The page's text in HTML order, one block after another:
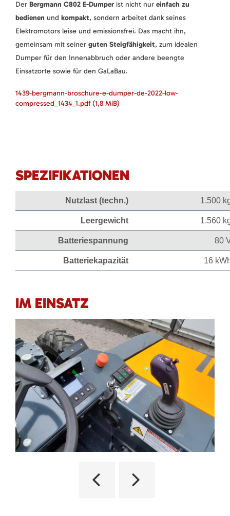
Der Bergmann C802 E-Dumper ist nicht nur einfach zu
bedienen und kompakt, sondern arbeitet dank seines
Elektromotors leise und emissionsfrei. Das macht ihn,
gemeinsam mit seiner guten Steigfähigkeit, zum idealen
Dumper für den Innenabbruch oder andere beengte
Einsatzorte sowie für den GaLaBau.
1439-bergmann-broschure-e-dumper-de-2022-low-
compressed_1434_1.pdf (1,8 MiB)
SPEZIFIKATIONEN
Nutzlast (techn.) 1.500
Leergewicht 1.560
Batteriespannung 80
Batteriekapazität 16
IM EINSATZ